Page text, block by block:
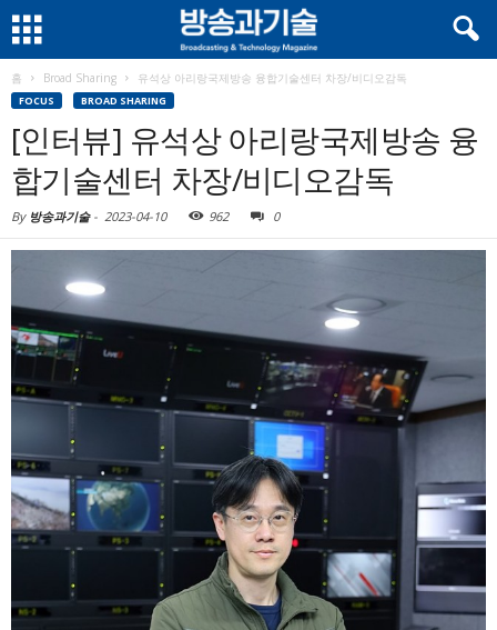
홈 Broad Sharing 유석상 아리랑국제방송 융합기술센터 차장/비디오감독
FOCUS BROAD SHARING
[인터뷰] 유석상 아리랑국제방송 융
합기술센터 차장/비디오감독
By 방송과기술- 2023-04-10 962 0